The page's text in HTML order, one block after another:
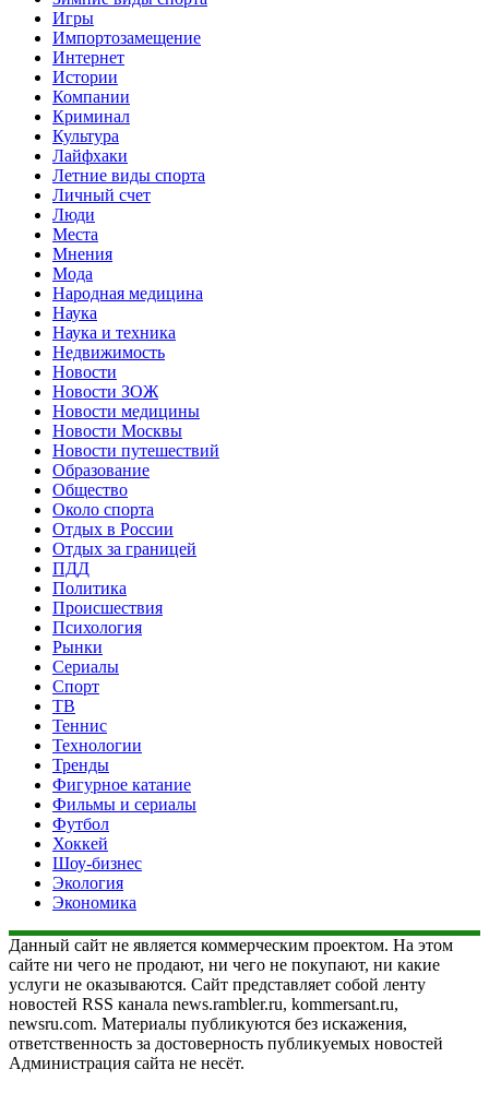
Игры
Импортозамещение
Интернет
Истории
Компании
Криминал
Культура
Лайфхаки
Летние виды спорта
Личный счет
Люди
Места
Мнения
Мода
Народная медицина
Наука
Наука и техника
Недвижимость
Новости
Новости ЗОЖ
Новости медицины
Новости Москвы
Новости путешествий
Образование
Общество
Около спорта
Отдых в России
Отдых за границей
ПДД
Политика
Происшествия
Психология
Рынки
Сериалы
Спорт
ТВ
Теннис
Технологии
Тренды
Фигурное катание
Фильмы и сериалы
Футбол
Хоккей
Шоу-бизнес
Экология
Экономика
Данный сайт не является коммерческим проектом. На этом
сайте ни чего не продают, ни чего не покупают, ни какие
услуги не оказываются. Сайт представляет собой ленту
новостей RSS канала news.rambler.ru, kommersant.ru,
newsru.com. Материалы публикуются без искажения,
ответственность за достоверность публикуемых новостей
Администрация сайта не несёт.